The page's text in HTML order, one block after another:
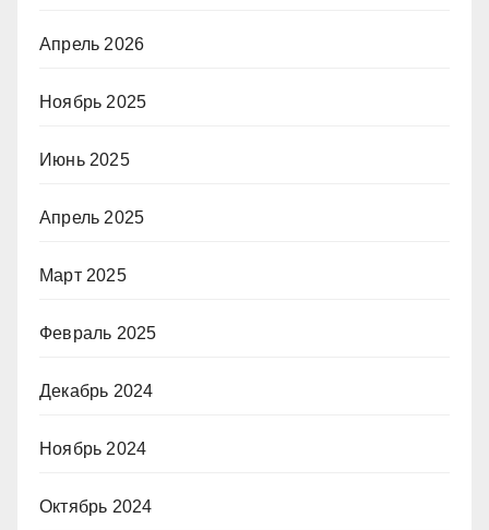
Апрель 2026
Ноябрь 2025
Июнь 2025
Апрель 2025
Март 2025
Февраль 2025
Декабрь 2024
Ноябрь 2024
Октябрь 2024